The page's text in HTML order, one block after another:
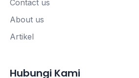
Contact us
About us
Artikel
Hubungi Kami